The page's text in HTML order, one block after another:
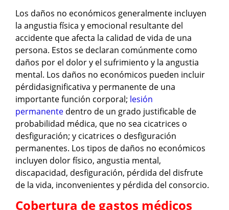
Los daños no económicos generalmente incluyen
la angustia física y emocional resultante del
accidente que afecta la calidad de vida de una
persona. Estos se declaran comúnmente como
daños por el dolor y el sufrimiento y la angustia
mental. Los daños no económicos pueden incluir
pérdidasignificativa y permanente de una
importante función corporal; lesión
permanente dentro de un grado justificable de
probabilidad médica, que no sea cicatrices o
desfiguración; y cicatrices o desfiguración
permanentes. Los tipos de daños no económicos
incluyen dolor físico, angustia mental,
discapacidad, desfiguración, pérdida del disfrute
de la vida, inconvenientes y pérdida del consorcio.
Cobertura de gastos médicos